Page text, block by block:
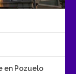
en Pozuelo